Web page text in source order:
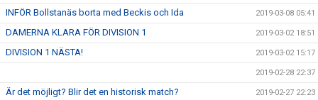
INFÖR Bollstanäs borta med Beckis och Ida 2019-03-08 05:41
DAMERNA KLARA FÖR DIVISION 1 2019-03-02 18:51
DIVISION 1 NÄSTA! 2019-03-02 15:17
2019-02-28 22:37
Är det möjligt? Blir det en historisk match? 2019-02-27 22:23